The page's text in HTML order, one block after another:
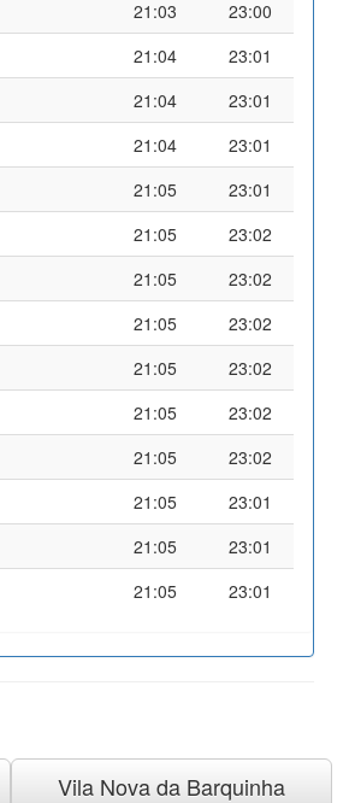
21:03
23:00
21:04
23:01
21:04
23:01
21:04
23:01
21:05
23:01
21:05
23:02
21:05
23:02
21:05
23:02
21:05
23:02
21:05
23:02
21:05
23:02
21:05
23:01
21:05
23:01
21:05 23:01
Vila Nova da Barquinha